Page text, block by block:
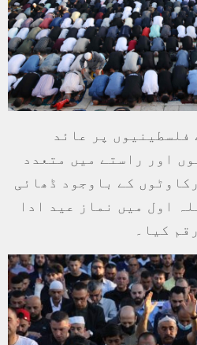
فلسطینیوں پر عائد
اور راستے میں متعدد
کے باوجود ڈھائی
اول میں نماز عید ادا
کیا۔